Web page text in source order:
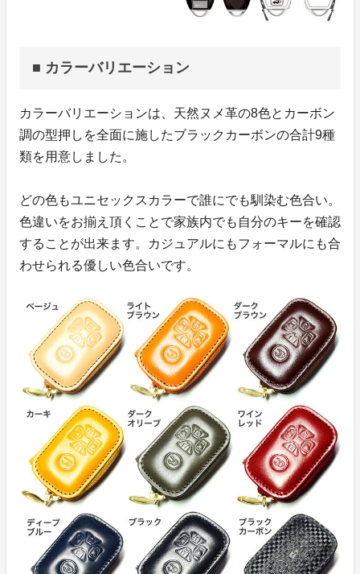
■ カラーバリエーション
カラーバリエーションは、天然ヌメ革の8色とカーボン
調の型押しを全面に施したブラックカーボンの合計9種
類を用意しました。
どの色もユニセックスカラーで誰にでも馴染む色合い。
色違いをお揃え頂くことで家族内でも自分のキーを確認
することが出来ます。カジュアルにもフォーマルにも合
わせられる優しい色合いです。